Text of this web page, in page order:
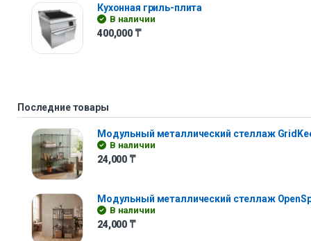
Кухонная гриль-плита
В наличии
400,000 ₸
Последние товары
Модульный металлический стеллаж
В наличии
24,000 ₸
Модульный металлический стеллаж
В наличии
24,000 ₸